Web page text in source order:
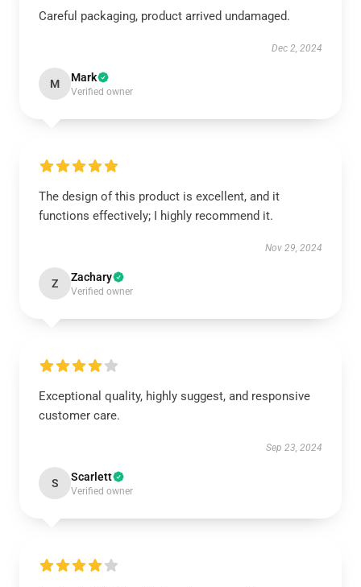
Careful packaging, product arrived undamaged.
Dec 2, 2024
M Mark
Verified owner
The design of this product is excellent, and it
functions effectively; I highly recommend it.
Nov 29, 2024
Z Zachary
Verified owner
Exceptional quality, highly suggest, and responsive
customer care.
Sep 23, 2024
S Scarlett
Verified owner